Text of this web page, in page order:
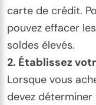
carte de crédit.
pouvez effacer
soldes élevés.
2. Établissez
Lorsque vous
devez déterminer